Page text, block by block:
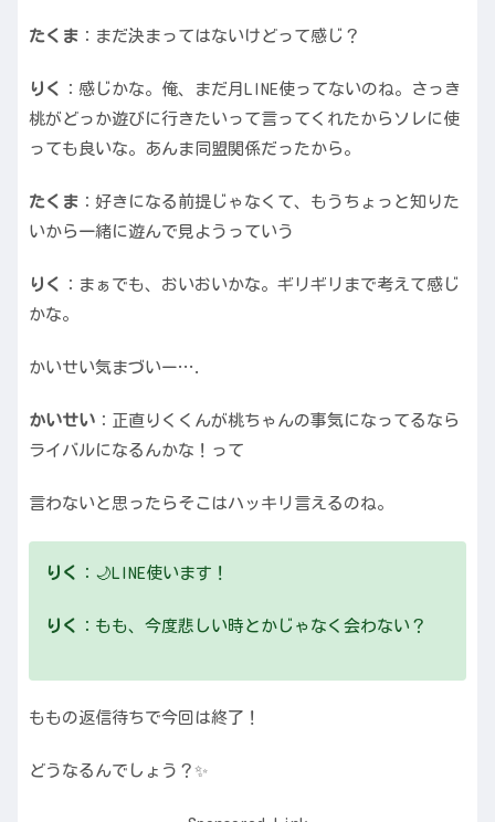
たくま ：まだ決まってはないけどって感じ？
りく
：感じかな。俺、まだ月LINE使ってないのね。さっき
桃がどっか遊びに行きたいって言ってくれたからソレに使
っても良いな。あんま同盟関係だったから。
たくま ：好きになる前提じゃなくて、もうちょっと知りた
いから一緒に遊んで見ようっていう
りく
：まぁでも、おいおいかな。ギリギリまで考えて感じ
かな。
かいせい気まづいー….
かいせい ：正直りくくんが桃ちゃんの事気になってるなら
ライバルになるんかな！って
言わないと思ったらそこはハッキリ言えるのね。
りく ：🌙LINE使います！
りく ：もも、今度悲しい時とかじゃなく会わない？
ももの返信待ちで今回は終了！
どうなるんでしょう？✨